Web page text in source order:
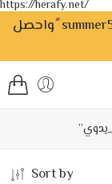
https://herafy.net/
بمناسبة فصل الصيف استخدم برومو كود ً summer5 ًواحصل
Sort by